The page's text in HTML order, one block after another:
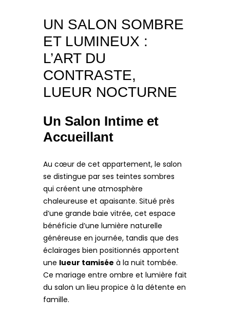
UN SALON SOMBRE
ET LUMINEUX :
L’ART DU
CONTRASTE,
LUEUR NOCTURNE
Un Salon Intime et
Accueillant
Au cœur de cet appartement, le salon
se distingue par ses teintes sombres
qui créent une atmosphère
chaleureuse et apaisante. Situé près
d’une grande baie vitrée, cet espace
bénéficie d’une lumière naturelle
généreuse en journée, tandis que des
éclairages bien positionnés apportent
une lueur tamisée à la nuit tombée.
Ce mariage entre ombre et lumière fait
du salon un lieu propice à la détente en
famille.